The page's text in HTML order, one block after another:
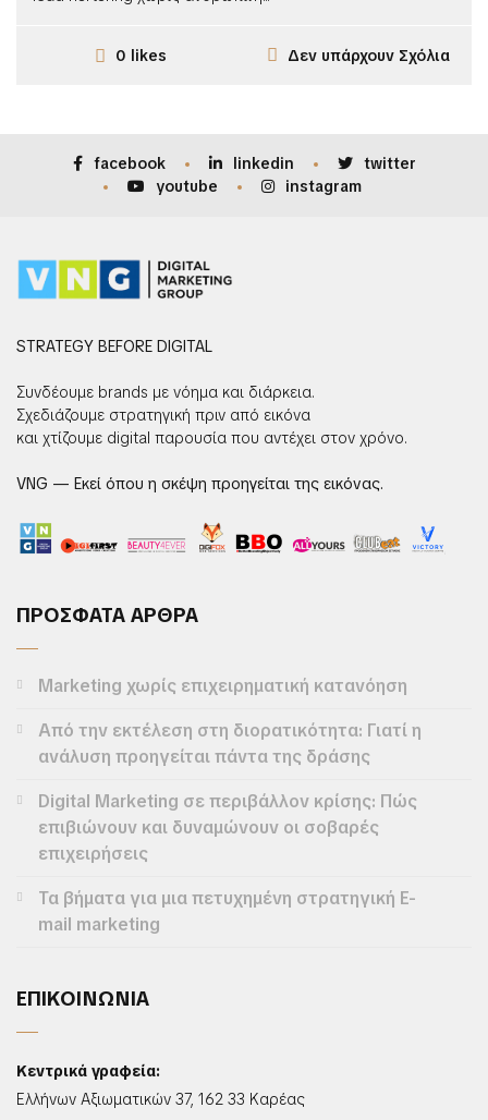
0 likes Δεν υπάρχουν Σχόλια
facebook linkedin
twitter
youtube
instagram
STRATEGY BEFORE DIGITAL
Συνδέουμε brands με νόημα και διάρκεια.
Σχεδιάζουμε στρατηγική πριν από εικόνα
και χτίζουμε digital παρουσία που αντέχει στον χρόνο.
VNG — Εκεί όπου η σκέψη προηγείται της εικόνας.
ΠΡΟΣΦΑΤΑ ΑΡΘΡΑ
Marketing χωρίς επιχειρηματική κατανόηση
Από την εκτέλεση στη διορατικότητα: Γιατί η
ανάλυση προηγείται πάντα της δράσης
Digital Marketing σε περιβάλλον κρίσης: Πώς
επιβιώνουν και δυναμώνουν οι σοβαρές
επιχειρήσεις
Τα βήματα για μια πετυχημένη στρατηγική E-
mail marketing
ΕΠΙΚΟΙΝΩΝΙΑ
Κεντρικά γραφεία:
Ελλήνων Αξιωματικών 37, 162 33 Καρέας